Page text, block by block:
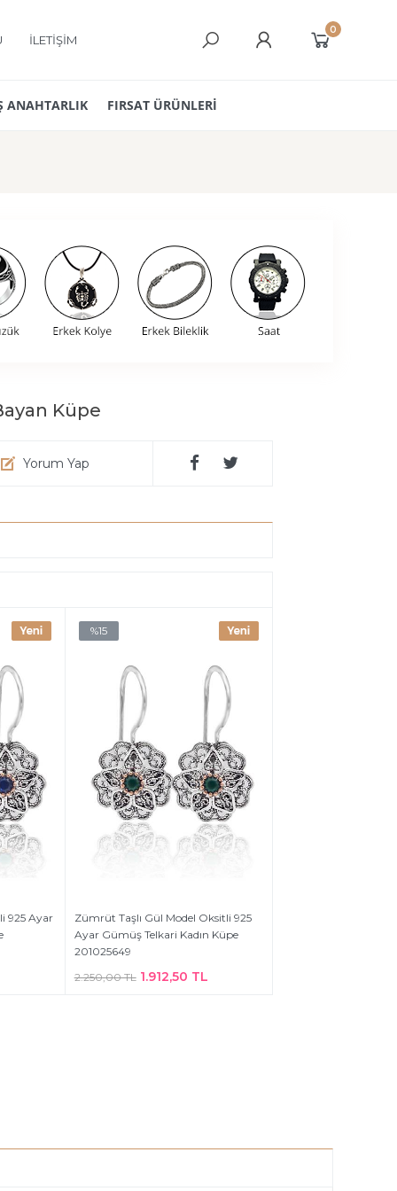
İLETİŞİM
0
ANAHTARLIK FIRSAT ÜRÜNLERİ
Küpe
Yorum Yap
925 Ayar
%15
Zümrüt Taşlı Gül Model Oksitli 925
Ayar Gümüş Telkari Kadın Küpe
201025649
2.250,00 TL 1.912,50 TL